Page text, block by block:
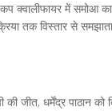
क्वालीफायर में समोआ
तक विस्तार से
धर्मेंद्र पाठान को